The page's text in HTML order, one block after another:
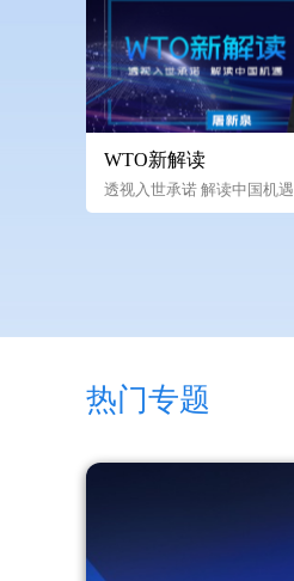
WTO新解读
透视入世承诺 解读中国机遇
热门专题